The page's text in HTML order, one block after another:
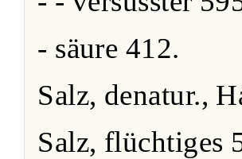
- säure 412.
Salz, denatur.,
Salz, flüchtiges